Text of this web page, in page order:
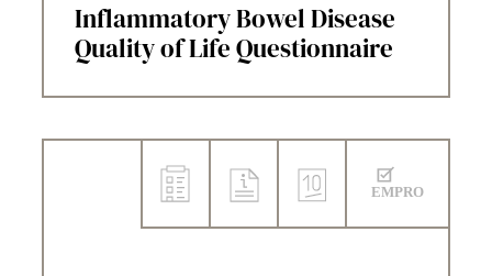
Inflammatory Bowel Disease
Quality of Life Questionnaire